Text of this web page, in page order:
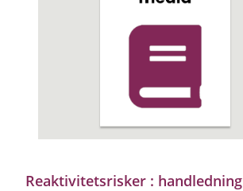
Reaktivitetsrisker : handledning